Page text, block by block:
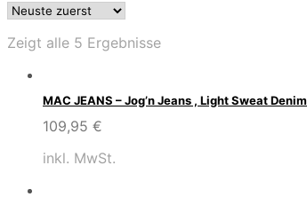
Zeigt alle 5 Ergebnisse
MAC JEANS – Jog’n Jeans , Light Sweat Denim
109,95 €
inkl. MwSt.